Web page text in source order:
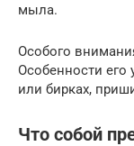
мыла.
Особого
Особенности его
или бирках,
Что собой